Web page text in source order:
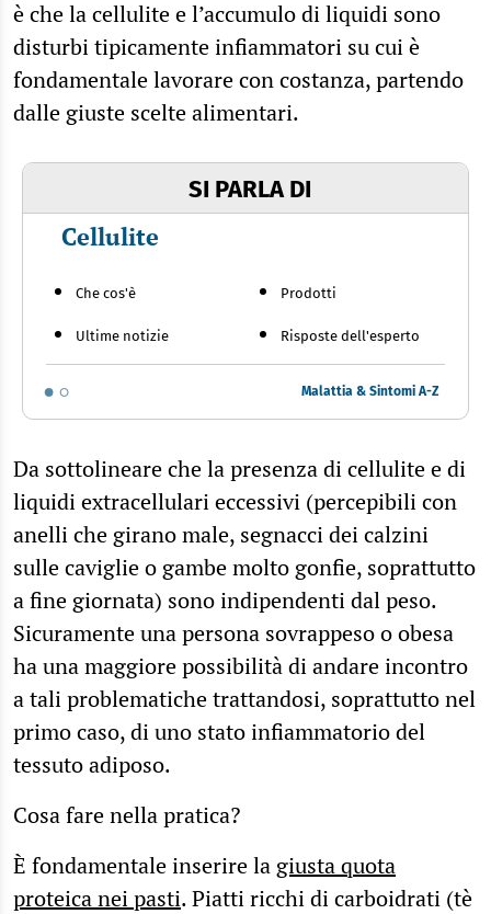
è che la cellulite e l’accumulo di liquidi sono
disturbi tipicamente infiammatori su cui è
fondamentale lavorare con costanza, partendo
dalle giuste scelte alimentari.
SI PARLA DI
Cellulite
Che cos'è
Ultime notizie
Prodotti
Risposte dell'esperto
Malattia & Sintomi A-Z
Da sottolineare che la presenza di cellulite e di
liquidi extracellulari eccessivi (percepibili con
anelli che girano male, segnacci dei calzini
sulle caviglie o gambe molto gonfie, soprattutto
a fine giornata) sono indipendenti dal peso.
Sicuramente una persona sovrappeso o obesa
ha una maggiore possibilità di andare incontro
a tali problematiche trattandosi, soprattutto nel
primo caso, di uno stato infiammatorio del
tessuto adiposo.
Cosa fare nella pratica?
È fondamentale inserire la giusta quota
proteica nei pasti. Piatti ricchi di carboidrati (tè